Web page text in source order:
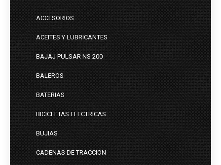
ACCESORIOS
ACEITES Y LUBRICANTES
BAJAJ PULSAR NS 200
BALEROS
BATERIAS
BICICLETAS ELECTRICAS
BUJIAS
CADENAS DE TRACCION